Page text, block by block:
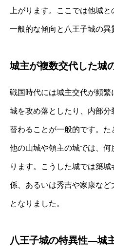
上がります。ここでは他城
一般的な傾向と八王子城の異
城主が複数交代した城
戦国時代には城主交代が頻
城を攻め落としたり、内部
替わることが一般的です。
他の山城や領主の城では、
ります。こうした城では築
係、あるいは秀吉や家康など
となりました。
八王子城の特異性—城